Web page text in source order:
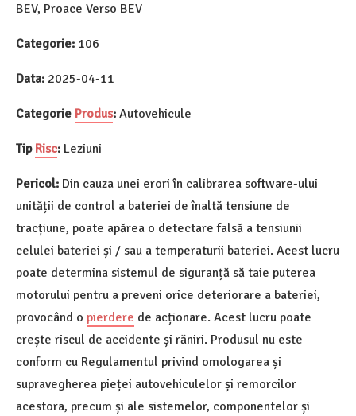
BEV, Proace Verso BEV
Categorie: 106
Data: 2025-04-11
Categorie Produs: Autovehicule
Tip Risc: Leziuni
Pericol: Din cauza unei erori în calibrarea software-ului
unității de control a bateriei de înaltă tensiune de
tracțiune, poate apărea o detectare falsă a tensiunii
celulei bateriei și / sau a temperaturii bateriei. Acest lucru
poate determina sistemul de siguranță să taie puterea
motorului pentru a preveni orice deteriorare a bateriei,
provocând o pierdere de acționare. Acest lucru poate
crește riscul de accidente și răniri. Produsul nu este
conform cu Regulamentul privind omologarea și
supravegherea pieței autovehiculelor și remorcilor
acestora, precum și ale sistemelor, componentelor și